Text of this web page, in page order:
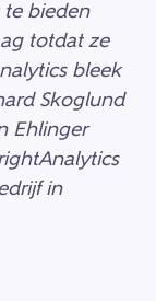
te bieden
totdat ze
bleek
Skoglund
Ehlinger
in